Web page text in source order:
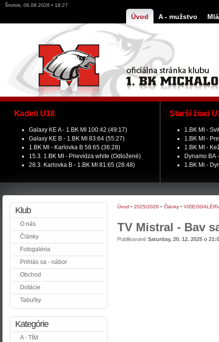
Štvrtok, 06.08.2026 • 18:27
Úvod A - mužstvo
Kadeti U18
Galaxy KE A - 1.BK MI 100:42 (49:17)
Galaxy KE B - 1.BK MI 83:64 (55:27)
1.BK MI - Karlovka B 58:65 (36:28)
15.3. 1.BK MI - Prievidza white (Odložené)
28.3. Karlovka B - 1.BK MI 81:65 (28:48)
Starší žiaci
1.BK MI -
1.BK MI -
1.BK MI -
Dynamo BA
1.BK Mi -
Klub
O nás
Články
Fotogaléria
Prihlás sa - nábor
Obchod
Dotácie
Tabuľky
Kategórie
A - TÍM
Úvod • 2025/2026 • Články •
TV Mistral - Bav
Publikované Saturday, 20. 12. 2025 o